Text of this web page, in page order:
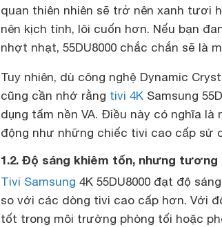
quan thiên nhiên sẽ trở nên xanh tươi
nên kịch tính, lôi cuốn hơn. Nếu bạn
nhợt nhạt, 55DU8000 chắc chắn sẽ là
Tuy nhiên, dù công nghệ Dynamic
cũng cần nhớ rằng tivi 4K Samsung
dụng tấm nền VA. Điều này có nghĩa
động như những chiếc tivi cao cấp sử
1.2. Độ sáng khiêm tốn, nhưng
Tivi Samsung 4K 55DU8000 đạt độ
so với các dòng tivi cao cấp hơn. Với
tốt trong môi trường phòng tối hoặc